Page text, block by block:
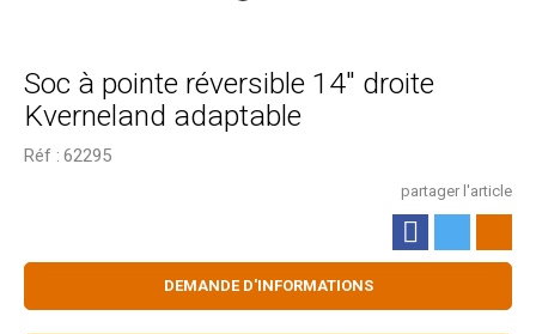
Soc à pointe réversible 14" droite
Kverneland adaptable
Réf : 62295
partager l'article
DEMANDE D'INFORMATIONS